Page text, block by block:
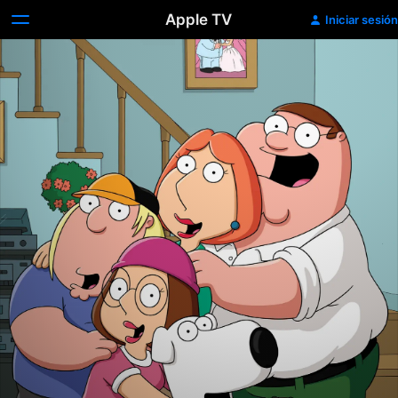
Apple TV Iniciar sesión